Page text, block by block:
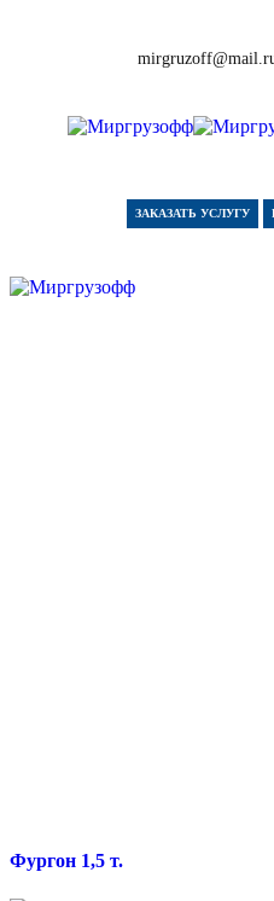
ЗАКАЗАТЬ УСЛУГУ
Фургон 1,5 т.